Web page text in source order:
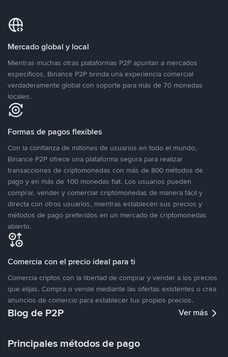
Mercado global y local
Mientras muchas otras plataformas P2P apuntan a mercados
específicos, Binance P2P brinda una experiencia comercial
verdaderamente global con soporte para más de 70 monedas
locales.
Formas de pagos flexibles
Con la confianza de millones de usuarios en todo el mundo,
Binance P2P ofrece una plataforma segura para realizar
transacciones de criptomonedas con más de 800 métodos de
pago y en más de 100 monedas fiat. Los usuarios pueden
comprar, vender y comerciar criptomonedas de manera fácil y
directa con otros usuarios, mientras establecen sus precios y
métodos de pago preferidos en un mercado de criptomonedas
abierto.
Comercia con el precio ideal para ti
Comercia criptos con la libertad de comprar y vender a los precios
que elijas. Compra o vende mediante las ofertas existentes o crea
anuncios de comercio para establecer tus propios precios.
Blog de P2P Ver más
Principales métodos de pago